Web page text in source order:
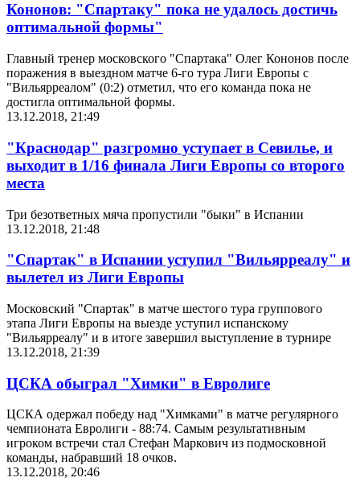
Кононов: "Спартаку" пока не удалось достичь
оптимальной формы"
Главный тренер московского "Спартака" Олег Кононов после
поражения в выездном матче 6-го тура Лиги Европы с
"Вильярреалом" (0:2) отметил, что его команда пока не
достигла оптимальной формы.
13.12.2018, 21:49
"Краснодар" разгромно уступает в Севилье, и
выходит в 1/16 финала Лиги Европы со второго
места
Три безответных мяча пропустили "быки" в Испании
13.12.2018, 21:48
"Спартак" в Испании уступил "Вильярреалу" и
вылетел из Лиги Европы
Московский "Спартак" в матче шестого тура группового
этапа Лиги Европы на выезде уступил испанскому
"Вильярреалу" и в итоге завершил выступление в турнире
13.12.2018, 21:39
ЦСКА обыграл "Химки" в Евролиге
ЦСКА одержал победу над "Химками" в матче регулярного
чемпионата Евролиги - 88:74. Самым результативным
игроком встречи стал Стефан Маркович из подмосковной
команды, набравший 18 очков.
13.12.2018, 20:46